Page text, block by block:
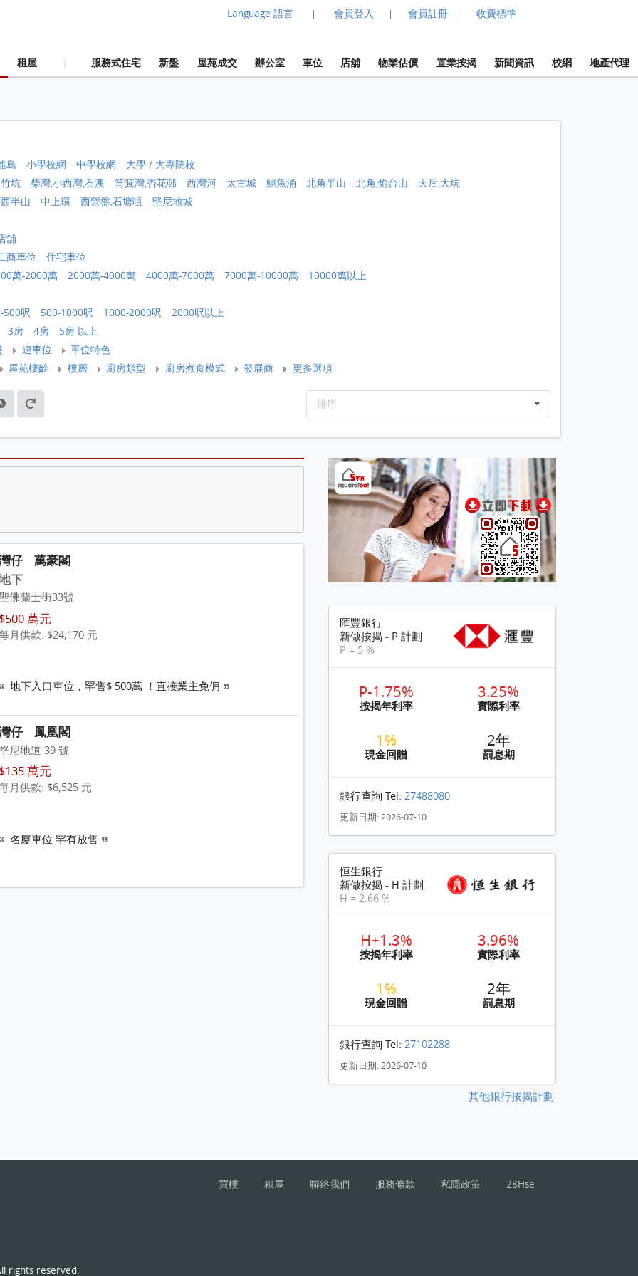
Language 語言 | 會員登入 | 會員註冊 | 收費標準
租屋 | 服務式住宅 新盤 屋苑成交 辦公室 車位 店舖 物業估價 置業按揭 新聞資訊 校網 地產代理
島 小學校網 中學校網
大學 / 大專院校
坑
柴灣,小西灣,石澳 筲箕灣,杏花邨 西灣河 太古城 鰂魚涌 北角半山 北角,炮台山
天后,大坑
半山
中上環 西營盤,石塘咀 堅尼地城
舖
商車位
住宅車位
萬-2000萬
2000萬-4000萬 4000萬-7000萬 7000萬-10000萬 10000萬以上
500呎 500-1000呎 1000-2000呎
2000呎以上
3房
4房
5房 以上
連車位
單位特色
屋苑樓齡
樓層 廚房類型 廚房煮食模式 發展商 更多選項
排序
仔
萬豪閣
下
佛蘭士街33號
萬元
月供款: $24,170 元
地下入口車位，罕售$ 500萬 ！直接業主免佣
仔 鳳凰閣
尼地道 39 號
萬元
月供款: $6,525 元
名廈車位 罕有放售
匯豐銀行
新做按揭 - P 計劃
P = 5 %
P-1.75%
按揭年利率
3.25%
實際利率
1%
現金回贈
2年
罰息期
銀行查詢 Tel:27488080
更新日期: 2026-07-10
恒生銀行
新做按揭 - H 計劃
H = 2.66 %
H+1.3%
按揭年利率
3.96%
實際利率
1%
現金回贈
2年
罰息期
銀行查詢 Tel:27102288
更新日期: 2026-07-10
其他銀行按揭計劃
買樓 租屋 聯絡我們 服務條款 私隱政策 28Hse
rights reserved.